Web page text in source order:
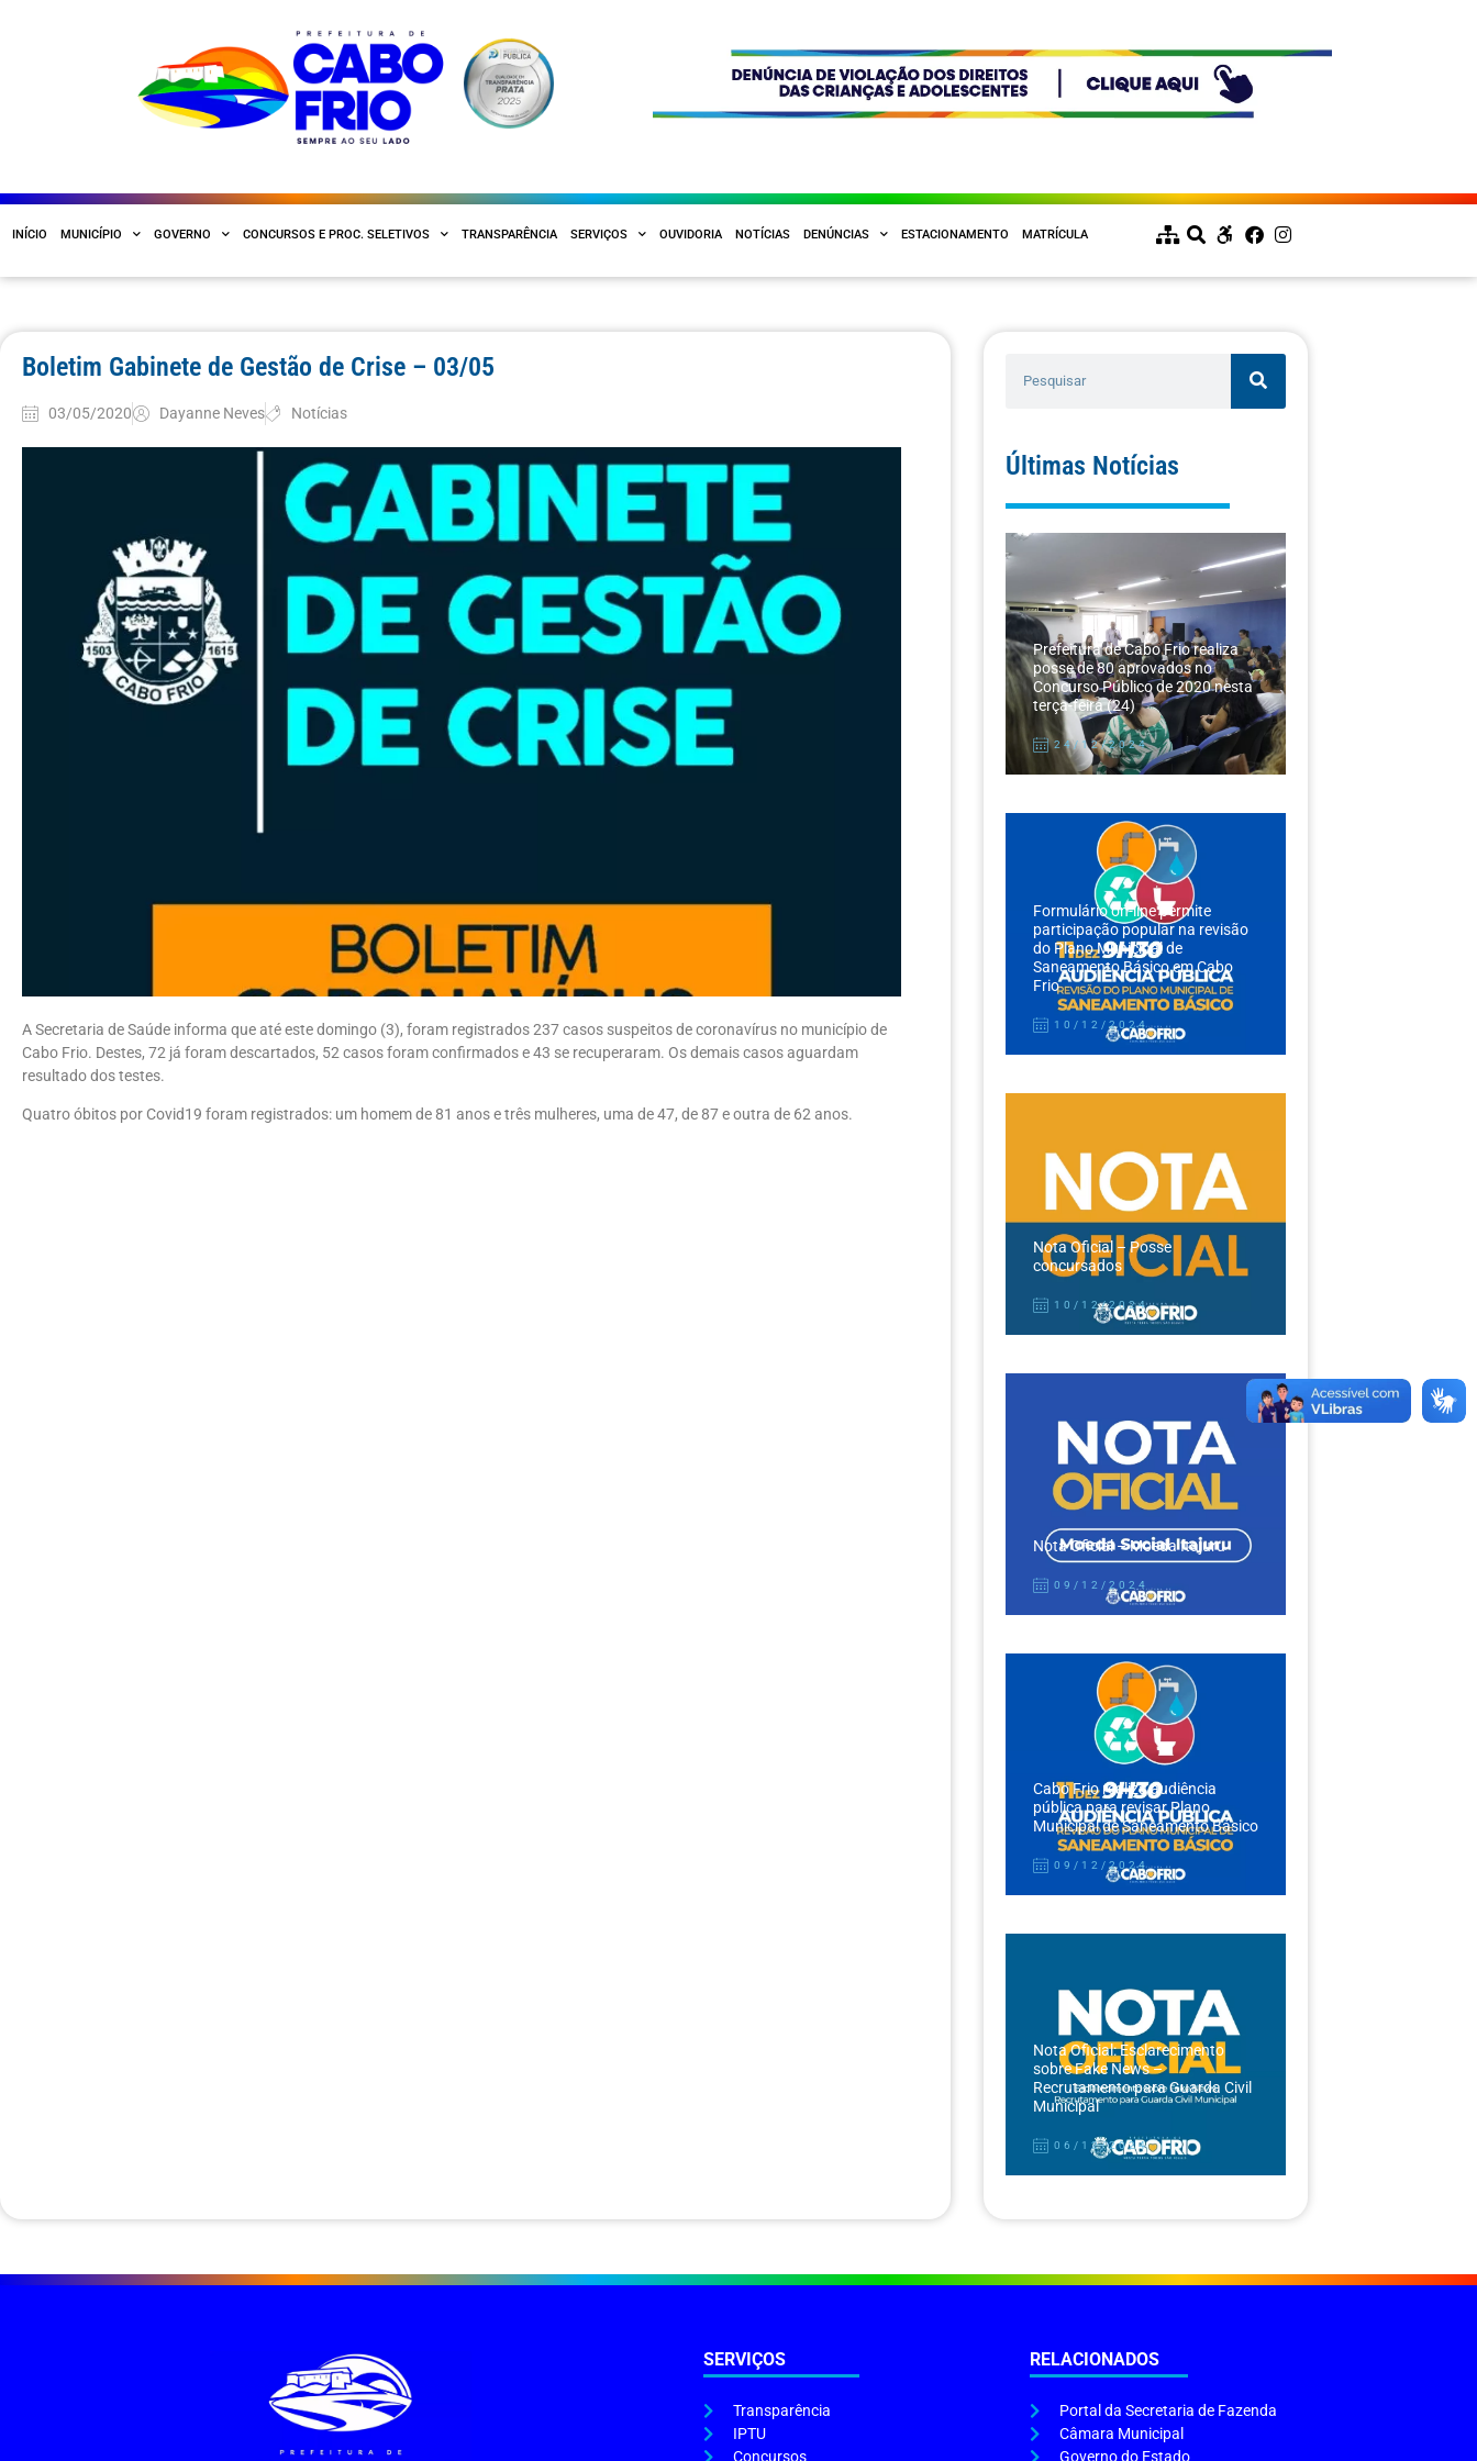
INÍCIO MUNICÍPIO GOVERNO CONCURSOS E PROC. SELETIVOS TRANSPARÊNCIA SERVIÇOS OUVIDORIA NOTÍCIAS DENÚNCIAS ESTACIONAMENTO MATRÍCULA
Boletim Gabinete de Gestão de Crise – 03/05
03/05/2020 Dayanne Neves Notícias
A Secretaria de Saúde informa que até este domingo (3), foram registrados 237 casos suspeitos de coronavírus no município de
Cabo Frio. Destes, 72 já foram descartados, 52 casos foram confirmados e 43 se recuperaram. Os demais casos aguardam
resultado dos testes.
Quatro óbitos por Covid19 foram registrados: um homem de 81 anos e três mulheres, uma de 47, de 87 e outra de 62 anos.
Últimas Notícias
Prefeitura de Cabo Frio realiza
posse de 80 aprovados no
Concurso Público de 2020 nesta
terça-feira (24)
24/12/2024
Formulário on-line permite
participação popular na revisão
do Plano Municipal de
Saneamento Básico em Cabo
Frio
10/12/2024
Nota Oficial – Posse
concursados
10/12/2024
Nota Oficial – Moeda Itajuru
09/12/2024
Cabo Frio realiza audiência
pública para revisar Plano
Municipal de Saneamento Básico
09/12/2024
Nota Oficial: Esclarecimento
sobre Fake News –
Recrutamento para Guarda Civil
Municipal
06/12/2024
SERVIÇOS
Transparência
IPTU
Concursos
RELACIONADOS
Portal da Secretaria de Fazenda
Câmara Municipal
Governo do Estado